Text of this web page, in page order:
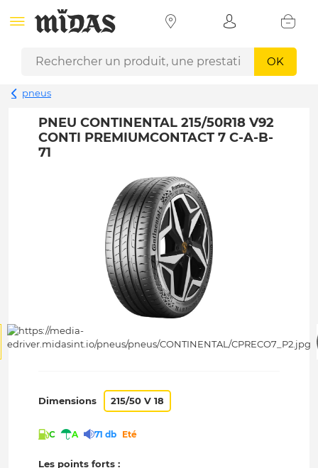
OK
pneus
PNEU CONTINENTAL 215/50R18 V92
CONTI PREMIUMCONTACT 7 C-A-B-
71
Dimensions 215/50 V 18
C A 71 db Eté
Les points forts :